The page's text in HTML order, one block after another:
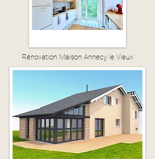
Rénovation Maison Annecy le Vieux